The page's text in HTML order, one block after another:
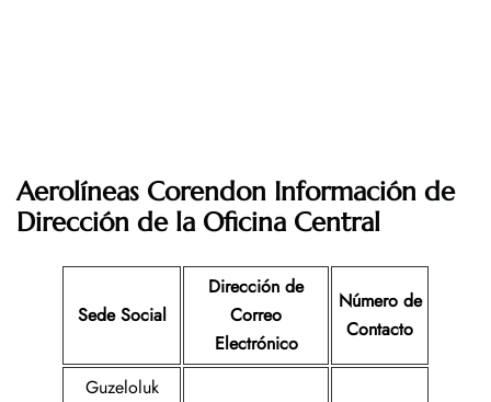
Aerolíneas Corendon Información de
Dirección de la Oficina Central
Sede Social
Dirección de
Correo
Electrónico
Número de
Contacto
Guzeloluk